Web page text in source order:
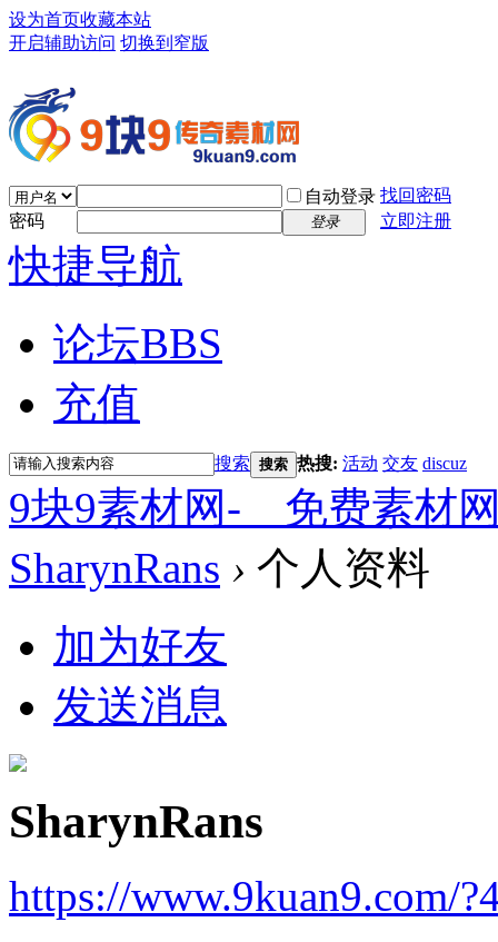
设为首页收藏本站
开启辅助访问 切换到窄版
自动登录 找回密码
密码
登录 立即注册
快捷导航
论坛BBS
充值
搜索 搜索 热搜: 活动 交友 discuz
9块9素材网-＿免费素材
SharynRans › 个人资料
加为好友
发送消息
SharynRans
https://www.9kuan9.com/